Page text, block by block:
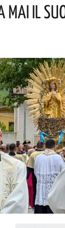
A LUGLIO: ECCO L’IMPATTO
Mai Il